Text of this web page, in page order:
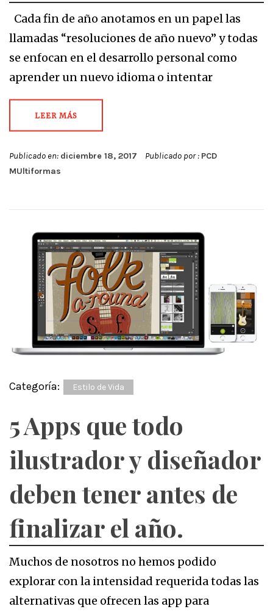
Cada fin de año anotamos en un papel las
llamadas “resoluciones de año nuevo” y todas
se enfocan en el desarrollo personal como
aprender un nuevo idioma o intentar
LEER MÁS
Publicado en: diciembre 18, 2017 Publicado por : PCD
MUltiformas
Categoría: Estilo de Vida
5 Apps que todo
ilustrador y diseñador
deben tener antes de
finalizar el año.
Muchos de nosotros no hemos podido
explorar con la intensidad requerida todas las
alternativas que ofrecen las app para